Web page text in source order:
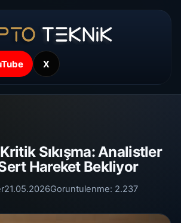
X
Sıkışma: Analistler
Hareket Bekliyor
21.05.2026Goruntulenme: 2.237